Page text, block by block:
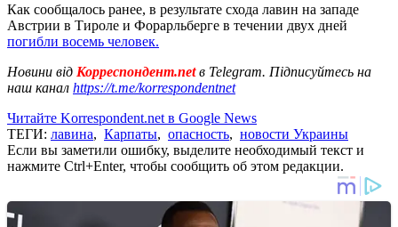
Как сообщалось ранее, в результате схода лавин на западе
Австрии в Тироле и Форарльберге в течении двух дней
погибли восемь человек.
Новини від Корреспондент.netв Telegram. Підписуйтесь на
наш канал https://t.me/korrespondentnet
Читайте Korrespondent.net в Google News
ТЕГИ: лавина, Карпаты, опасность, новости Украины
Если вы заметили ошибку, выделите необходимый текст и
нажмите Ctrl+Enter, чтобы сообщить об этом редакции.